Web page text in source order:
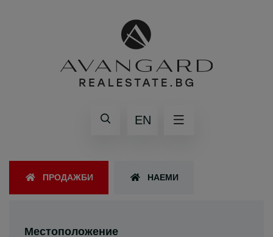
EN
ПРОДАЖБИ НАЕМИ
Местоположение